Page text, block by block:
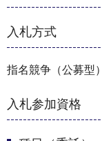
入札方式
指名競争（公募型）
入札参加資格